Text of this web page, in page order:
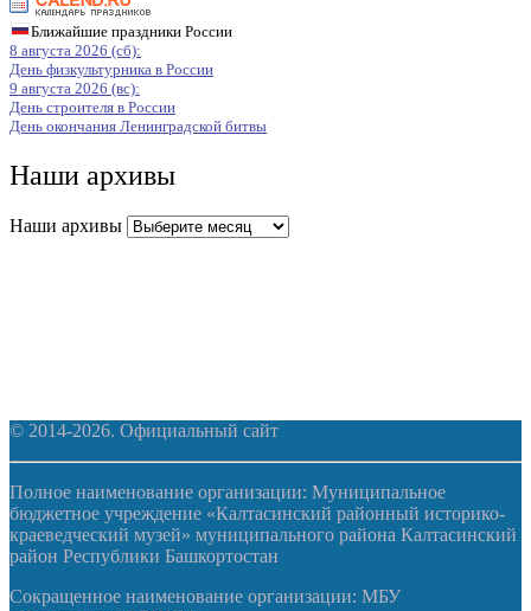
Ближайшие праздники России
8 августа 2026 (сб):
День физкультурника в России
9 августа 2026 (вс):
День строителя в России
День окончания Ленинградской битвы
Наши архивы
Наши архивы
© 2014-2026. Официальный сайт
Полное наименование организации: Муниципальное
бюджетное учреждение «Калтасинский районный историко-
краеведческий музей» муниципального района Калтасинский
район Республики Башкортостан
Сокращенное наименование организации: МБУ